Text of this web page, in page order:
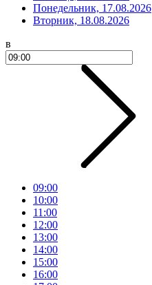
Понедельник, 17.08.2026
Вторник, 18.08.2026
в
09:00
10:00
11:00
12:00
13:00
14:00
15:00
16:00